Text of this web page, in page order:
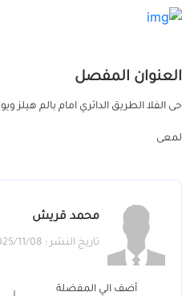
العنوان المفصل
حى الفلا الطريق الدائري امام بالم
لمعى
محمد قريش
تاريخ النشر : 2025/11/08
أضف الي المفضلة